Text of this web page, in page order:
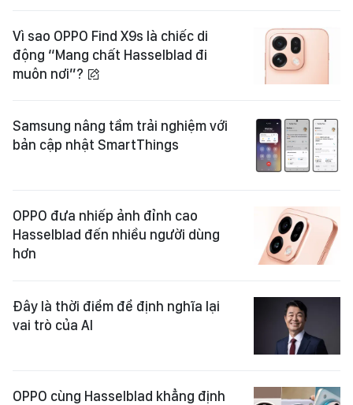
Vì sao OPPO Find X9s là chiếc di
động “Mang chất Hasselblad đi
muôn nơi”?
Samsung nâng tầm trải nghiệm với
bản cập nhật SmartThings
OPPO đưa nhiếp ảnh đỉnh cao
Hasselblad đến nhiều người dùng
hơn
Đây là thời điểm để định nghĩa lại
vai trò của AI
OPPO cùng Hasselblad khẳng định